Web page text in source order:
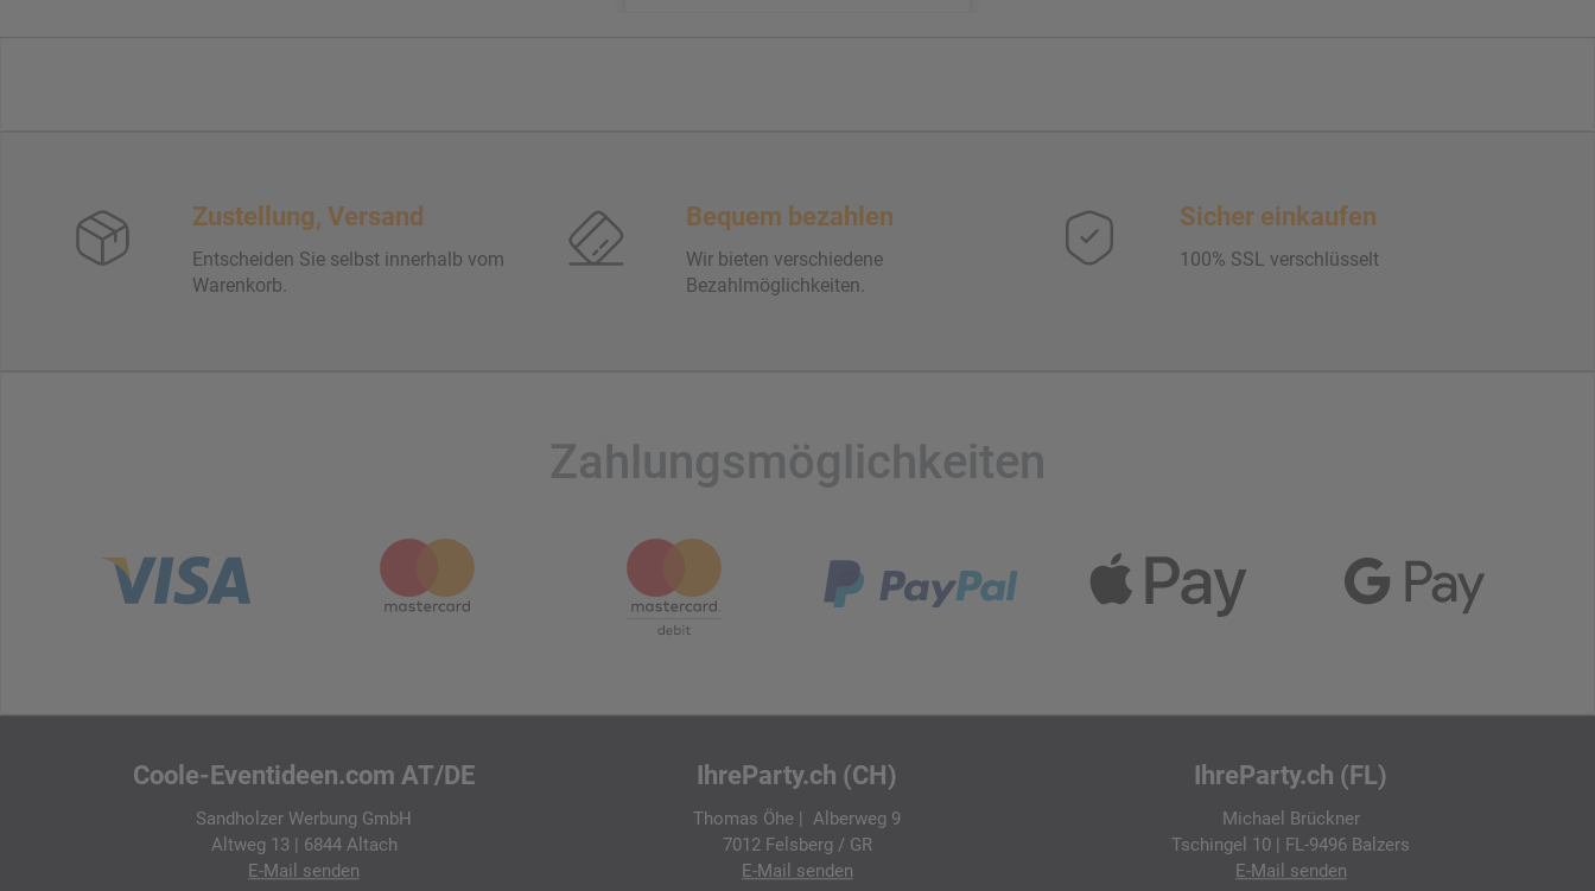
Zustellung, Versand
Entscheiden Sie selbst innerhalb vom
Warenkorb.
Bequem bezahlen
Wir bieten verschiedene
Bezahlmöglichkeiten.
Sicher einkaufen
100% SSL verschlüsselt
Zahlungsmöglichkeiten
Coole-Eventideen.com AT/DE
Sandholzer Werbung GmbH
Altweg 13 | 6844 Altach
E-Mail senden
IhreParty.ch (CH)
Thomas Öhe | Alberweg 9
7012 Felsberg / GR
E-Mail senden
IhreParty.ch (FL)
Michael Brückner
Tschingel 10 | FL-9496 Balzers
E-Mail senden